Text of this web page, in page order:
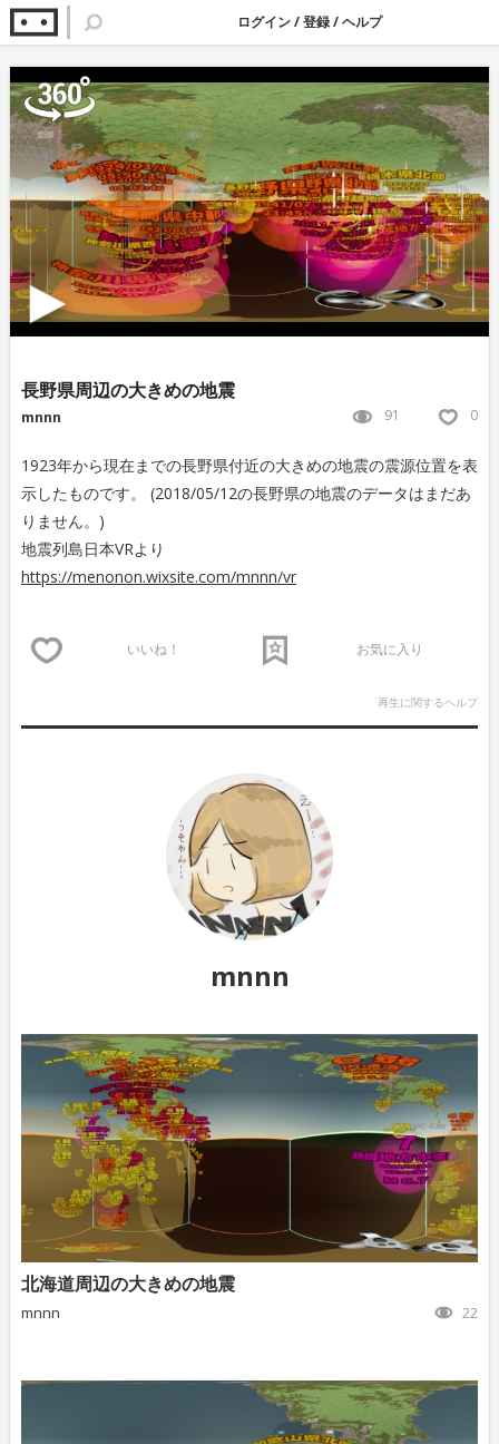
ログイン/登録/ヘルプ
長野県周辺の大きめの地震
mnnn 91 0
1923年から現在までの長野県付近の大きめの地震の震源位置を表
示したものです。 (2018/05/12の長野県の地震のデータはまだあ
りません。)
地震列島日本VRより
https://menonon.wixsite.com/mnnn/vr
いいね！ お気に入り
再生に関するヘルプ
mnnn
北海道周辺の大きめの地震
mnnn 22